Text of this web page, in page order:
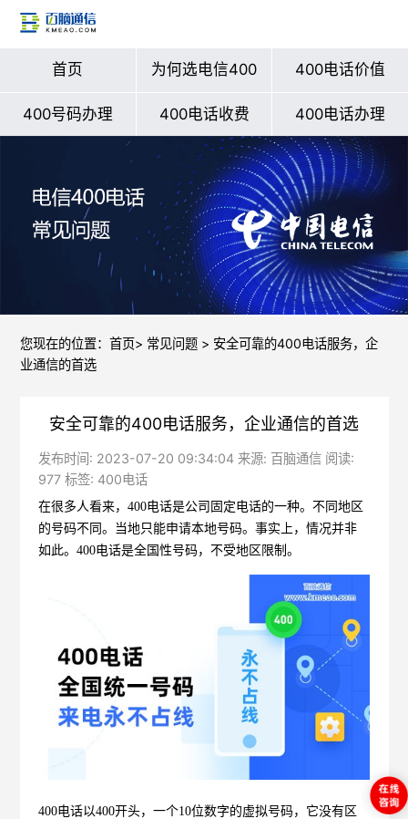
首页 为何选电信400 400电话价值
400号码办理 400电话收费 400电话办理
您现在的位置： 首页> 常见问题> 安全可靠的400电话服务，企
业通信的首选
安全可靠的400电话服务，企业通信的首选
发布时间: 2023-07-20 09:34:04 来源: 百脑通信 阅读:
977 标签: 400电话
在很多人看来，400电话是公司固定电话的一种。不同地区
的号码不同。当地只能申请本地号码。事实上，情况并非
如此。400电话是全国性号码，不受地区限制。
400电话以400开头，一个10位数字的虚拟号码，它没有区